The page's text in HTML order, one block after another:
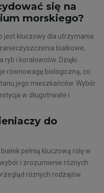
się na
morskiego?
jest kluczowy dla utrzymania
białkowe,
ryb i koralowców. Dzięki
równowagę biologiczną, co
jego mieszkańców. Wybór
w długotrwałe i
do
pełnią kluczową rolę w
i zrozumienie różnych
różnych rodzajów